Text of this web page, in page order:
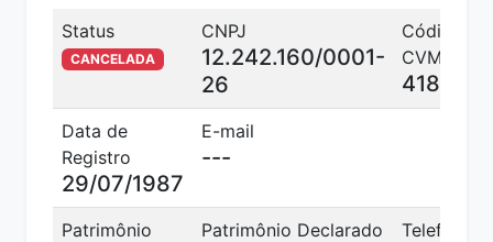
Status
CANCELADA
CNPJ
12.242.160/0001-
26
Código
CVM
418
Data de
Registro
29/07/1987
E-mail
---
Patrimônio
Patrimônio Declarado Telefone